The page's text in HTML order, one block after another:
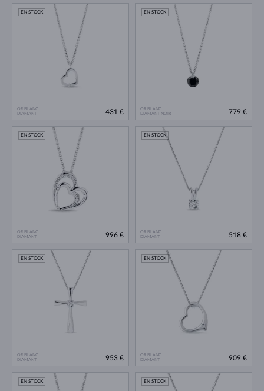
OR BLANC
DIAMANT
EN STOCK
431 €
OR BLANC
DIAMANT NOIR
EN STOCK
779 €
OR BLANC
DIAMANT
EN STOCK
996 €
OR BLANC
DIAMANT
EN STOCK
518 €
OR BLANC
DIAMANT
EN STOCK
953 €
OR BLANC
DIAMANT
EN STOCK
909 €
EN STOCK EN STOCK